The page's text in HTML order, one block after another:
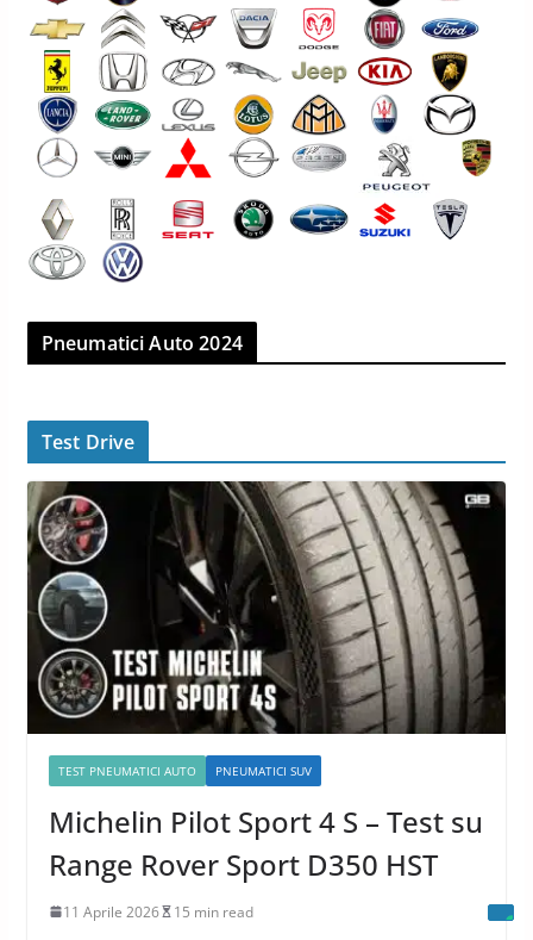
Pneumatici Auto 2024
Test Drive
TEST PNEUMATICI AUTO PNEUMATICI SUV
Michelin Pilot Sport 4 S – Test su
Range Rover Sport D350 HST
11 Aprile 2026 15 min read